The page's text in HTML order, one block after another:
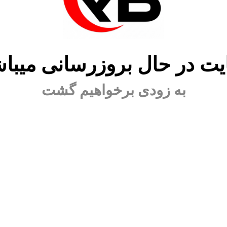
در حال بروزرسانی
به زودی برخواهیم گشت